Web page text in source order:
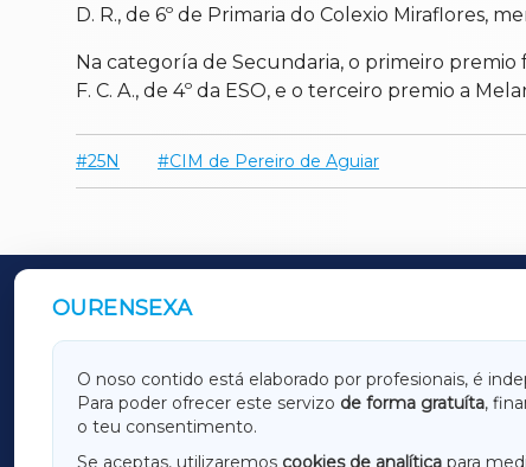
D. R., de 6º de Primaria do Colexio Miraflores,
Na categoría de Secundaria, o primeiro premio
F. C. A., de 4º da ESO, e o terceiro premio a
25N CIM de Pereiro de Aguiar
OURENSEXA
O noso contido está elaborado por profesionais, é
Para poder ofrecer este servizo de forma gratuíta,
o teu consentimento.
OUTROS PERIÓDICOS
GALICIAXA
AMARIÑAXA
OURENSEXA